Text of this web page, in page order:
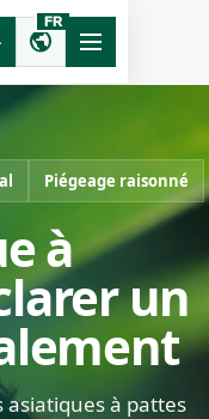
public
FR
Piégeage raisonné
à
un
à pattes